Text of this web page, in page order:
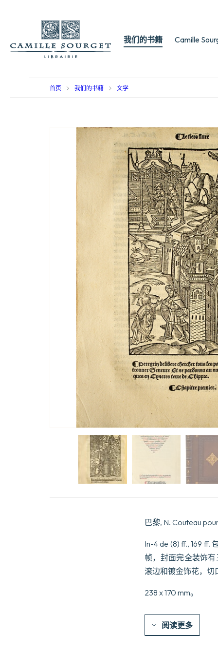
我们的书籍 Camille
首页 我们的书籍 文学
巴黎, N. Couteau
In-4 de (8) ff., 169
帧，封面完全装饰
滚边和镀金饰花，
238 x 170 mm。
阅读更多